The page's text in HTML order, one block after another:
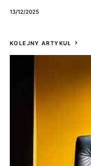
13/12/2025
KOLEJNY ARTYKUŁ